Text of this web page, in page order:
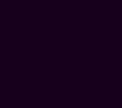
Sowohl mit Blick auf
ihre hohe
unserer
wir daher nur die
um für langlebige
zu sorgen. Und das
der individuellen
Für strahlende
an ihren Zähnen